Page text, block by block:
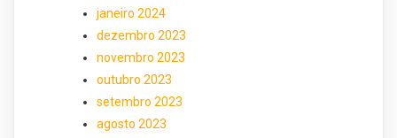
janeiro 2024
dezembro 2023
novembro 2023
outubro 2023
setembro 2023
agosto 2023